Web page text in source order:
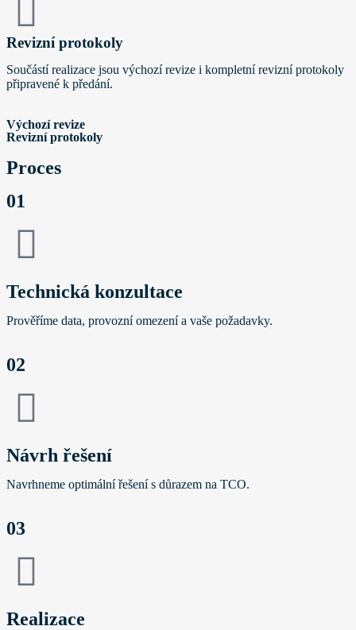
Revizní protokoly
Součástí realizace jsou výchozí revize i kompletní revizní protokoly
připravené k předání.
Výchozí revize
Revizní protokoly
Proces
01
Technická konzultace
Prověříme data, provozní omezení a vaše požadavky.
02
Návrh řešení
Navrhneme optimální řešení s důrazem na TCO.
03
Realizace